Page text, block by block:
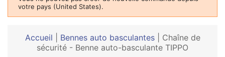
votre pays (United States).
Accueil Bennes auto basculantes| Chaîne de
sécurité - Benne auto-basculante TIPPO